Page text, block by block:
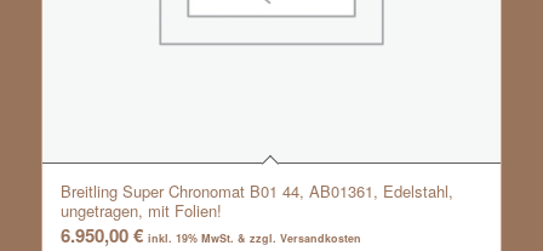
Breitling Super Chronomat B01 44, AB01361, Edelstahl,
ungetragen, mit Folien!
6.950,00€ inkl. 19% MwSt. & zzgl. Versandkosten